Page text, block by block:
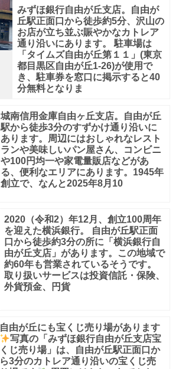
みずほ銀行自由が丘支店。自由が
丘駅正面口から徒歩約5分、沢山の
お店が立ち並ぶ賑やかなカトレア
通り沿いにあります。 駐車場は
「タイムズ自由が丘第１１」(東京
都目黒区自由が丘1-26)が使用で
き、駐車券を窓口に掲示すると40
分無料となりま
城南信用金庫自由ヶ丘支店。自由が丘
駅から徒歩3分のすずかけ通り沿いに
あります。周辺にはおしゃれなレスト
ランや美味しいパン屋さん、コンビニ
や100円均一や家電量販店などがあ
る、便利なエリアにあります。1945年
創立で、なんと2025年8月10
2020（令和2）年12月、創立100周年
を迎えた横浜銀行。 自由が丘駅正面
口から徒歩約3分の所に「横浜銀行自
由が丘支店」があります。この地域で
約60年も営業されているそうです。
取り扱いサービスは投資信託・保険、
外貨預金、円貨
自由が丘にも宝くじ売り場があります
写真の「みずほ銀行自由が丘支店宝
くじ売り場」は、自由が丘駅正面口か
ら3分のカトレア通り沿いの宝くじ売